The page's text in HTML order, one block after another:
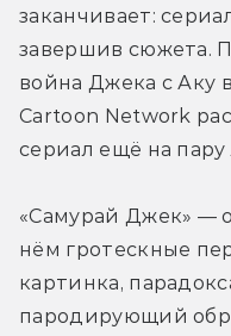
заканчивает:
завершив сюжета.
война Джека с Аку
Cartoon Network
сериал ещё на пару
«Самурай Джек» —
нём гротескные
картинка,
пародирующий